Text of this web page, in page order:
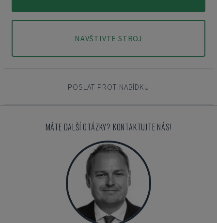
NAVŠTIVTE STROJ
POSLAT PROTINABÍDKU
MÁTE DALŠÍ OTÁZKY? KONTAKTUJTE NÁS!